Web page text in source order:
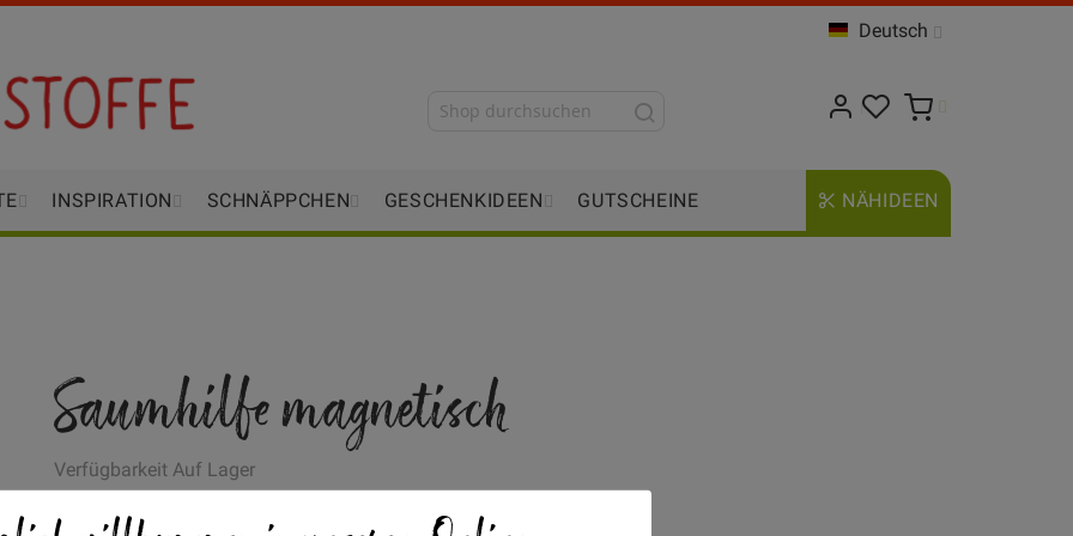
Deutsch
INSPIRATION SCHNÄPPCHEN GESCHENKIDEEN GUTSCHEINE NÄHIDEEN
Saumhilfe magnetisch
VerfügbarkeitAuf Lager
STÜCK